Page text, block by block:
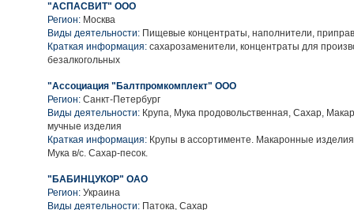
"АСПАСВИТ" ООО
Регион: Москва
Виды деятельности: Пищевые концентраты, наполнители,
Краткая информация: сахарозаменители, концентраты для
безалкогольных
"Ассоциация "Балтпромкомплект" ООО
Регион: Санкт-Петербург
Виды деятельности: Крупа, Мука продовольственная, Сахар,
мучные изделия
Краткая информация: Крупы в ассортименте. Макаронные
Мука в/с. Сахар-песок.
"БАБИНЦУКОР" ОАО
Регион: Украина
Виды деятельности: Патока, Сахар